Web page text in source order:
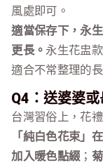
風處即可。
適當保存下，永
更長。 永生花盅
適合不常整理的長
Q4：送婆婆
台灣習俗上，花
「純白色花束」
加入暖色點綴；